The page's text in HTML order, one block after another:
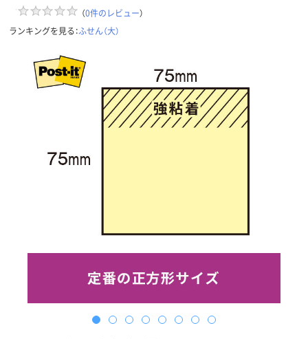
（0件のレビュー）
ランキングを見る：ふせん（大）